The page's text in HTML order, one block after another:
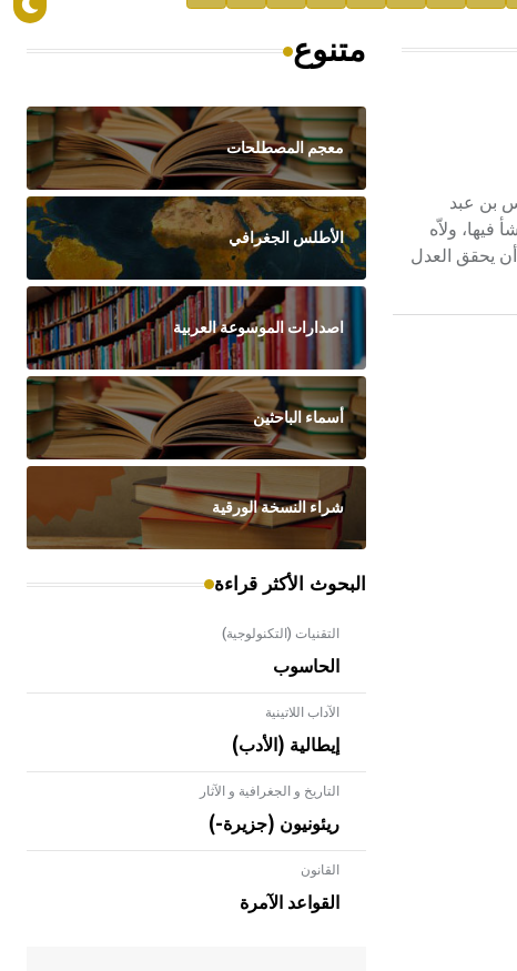
بن عبد
فيها، ولاّه
يحقق العدل
متنوع
معجم المصطلحات
الأطلس الجغرافي
اصدارات الموسوعة العربية
أسماء الباحثين
شراء النسخة الورقية
البحوث الأكثر قراءة
التقنيات (التكنولوجية)
الحاسوب
الآداب اللاتينية
إيطالية (الأدب)
التاريخ و الجغرافية و الآثار
ريئونيون (جزيرة-)
القانون
القواعد الآمرة
- هل تعلم أن الأبلق نوع من الفنون
الهندسية التي ارتبطت بالعمارة الإسلامية
في بلاد الشام ومصر خاصة، حيث يحرص